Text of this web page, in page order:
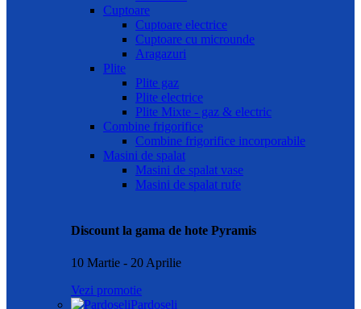
Cuptoare
Cuptoare electrice
Cuptoare cu microunde
Aragazuri
Plite
Plite gaz
Plite electrice
Plite Mixte - gaz & electric
Combine frigorifice
Combine frigorifice incorporabile
Masini de spalat
Masini de spalat vase
Masini de spalat rufe
Discount la gama de hote Pyramis
10 Martie - 20 Aprilie
Vezi promotie
Pardoseli